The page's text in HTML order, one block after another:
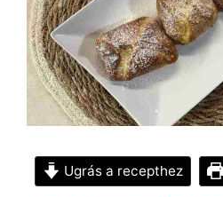
Ugrás a recepthez